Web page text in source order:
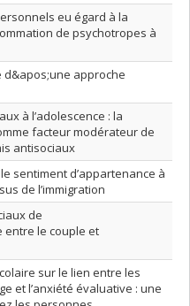
eu égard à la
de psychotropes à
approche
à l’adolescence : la
facteur modérateur de
antisociaux
sentiment d’appartenance à
de l’immigration
de
le couple et
sur le lien entre les
et l’anxiété évaluative : une